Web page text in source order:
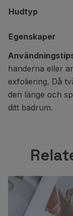
Hudtyp
Egenskaper
händerna eller
exfoliering. Då
den länge och
ditt badrum.